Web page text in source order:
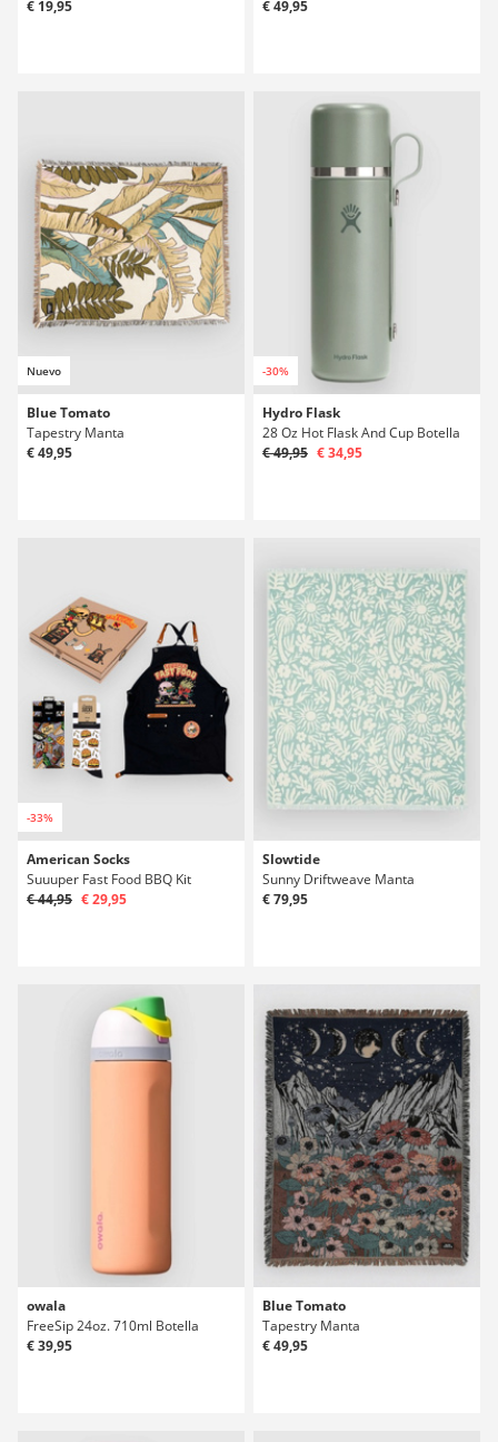
€ 19,95 € 49,95
Nuevo
Blue Tomato
Tapestry Manta
€ 49,95
-30%
Hydro Flask
28 Oz Hot Flask And Cup Botella
€ 49,95 € 34,95
-33%
American Socks
Suuuper Fast Food BBQ Kit
€ 44,95 € 29,95
Slowtide
Sunny Driftweave Manta
€ 79,95
owala
FreeSip 24oz. 710ml Botella
€ 39,95
Blue Tomato
Tapestry Manta
€ 49,95